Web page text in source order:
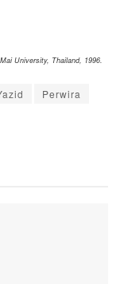
University, Thailand, 1996.
Perwira